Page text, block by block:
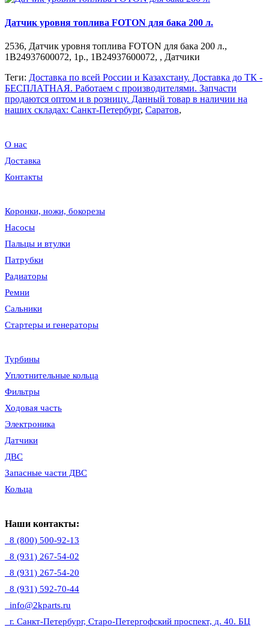
Датчик уровня топлива FOTON для бака 200 л.
2536, Датчик уровня топлива FOTON для бака 200 л.,
1B24937600072, 1р., 1B24937600072, , Датчики
Теги: Доставка по всей России и Казахстану. Доставка до ТК -
БЕСПЛАТНАЯ. Работаем c производителями. Запчасти
продаются оптом и в розницу. Данный товар в наличии на
наших складах: Санкт-Петербург, Саратов,
О нас
Доставка
Контакты
Коронки, ножи, бокорезы
Насосы
Пальцы и втулки
Патрубки
Радиаторы
Ремни
Сальники
Стартеры и генераторы
Турбины
Уплотнительные кольца
Фильтры
Ходовая часть
Электроника
Датчики
ДВС
Запасные части ДВС
Кольца
Наши контакты:
8 (800) 500-92-13
8 (931) 267-54-02
8 (931) 267-54-20
8 (931) 592-70-44
info@2kparts.ru
г. Санкт-Петербург, Старо-Петергофский проспект, д. 40. БЦ